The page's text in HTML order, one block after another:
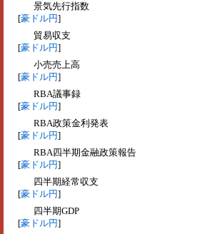
景気先行指数
[豪ドル円]
貿易収支
[豪ドル円]
小売売上高
[豪ドル円]
RBA議事録
[豪ドル円]
RBA政策金利発表
[豪ドル円]
RBA四半期金融政策報告
[豪ドル円]
四半期経常収支
[豪ドル円]
四半期GDP
[豪ドル円]